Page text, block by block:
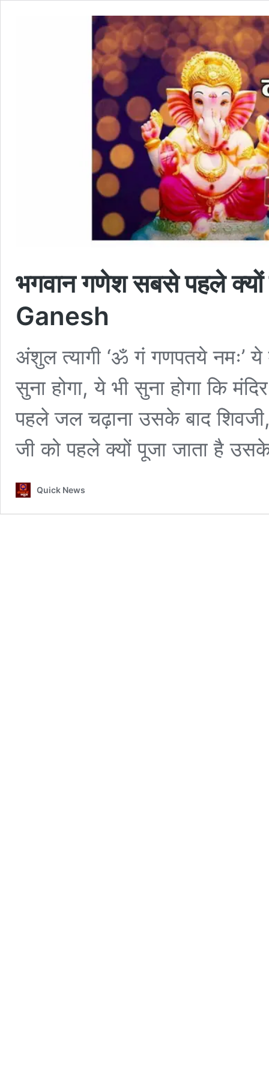
भगवान गणेश सबसे पहले
Ganesh
अंशुल त्यागी ‘ॐ गं गणपतये नमः’
सुना होगा, ये भी सुना होगा कि
पहले जल चढ़ाना उसके बाद
जी को पहले क्यों पूजा जाता है
Quick News